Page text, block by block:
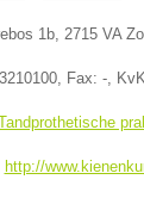
1b, 2715 VA
, Fax: -,
http://